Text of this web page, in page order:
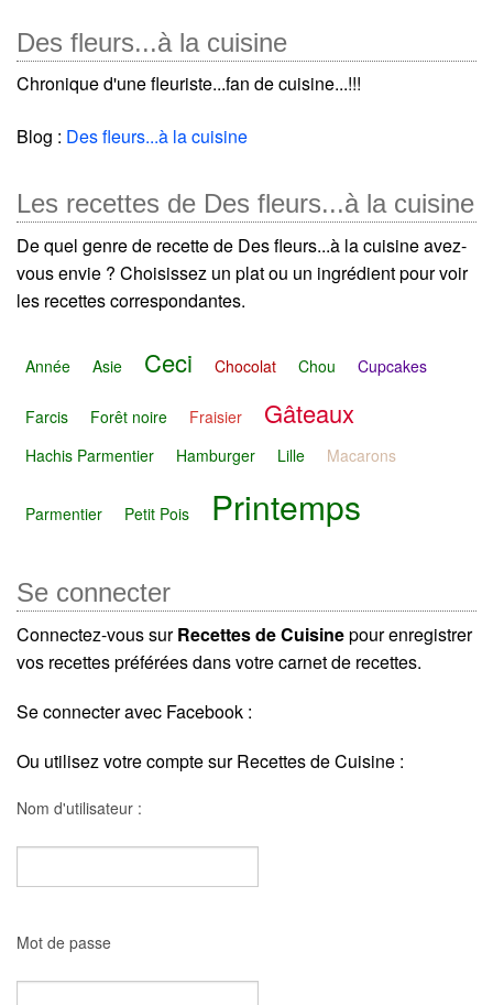
Des fleurs...à la cuisine
Chronique d'une fleuriste...fan de cuisine...!!!
Blog : Des fleurs...à la cuisine
Les recettes de Des fleurs...à la cuisine
De quel genre de recette de Des fleurs...à la cuisine avez-
vous envie ? Choisissez un plat ou un ingrédient pour voir
les recettes correspondantes.
Année Asie Ceci Chocolat Chou Cupcakes
Farcis Forêt noire Fraisier Gâteaux
Hachis Parmentier Hamburger Lille Macarons
Parmentier Petit Pois Printemps
Se connecter
Connectez-vous surRecettes de Cuisinepour enregistrer
vos recettes préférées dans votre carnet de recettes.
Se connecter avec Facebook :
Ou utilisez votre compte sur Recettes de Cuisine :
Nom d'utilisateur :
Mot de passe